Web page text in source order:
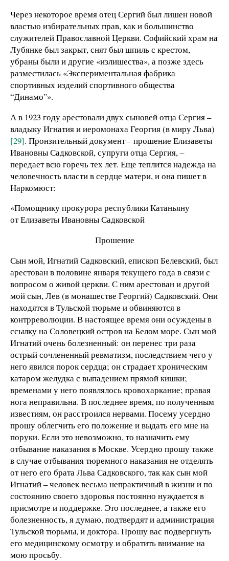
Через некоторое время отец Сергий был лишен новой
властью избирательных прав, как и большинство
служителей Православной Церкви. Софийский храм на
Лубянке был закрыт, снят был шпиль с крестом,
убраны были и другие «излишества», а позже здесь
разместилась «Экспериментальная фабрика
спортивных изделий спортивного общества
“Динамо”».
А в 1923 году арестовали двух сыновей отца Сергия –
владыку Игнатия и иеромонаха Георгия (в миру Льва)
[29]. Пронзительный документ – прошение Елизаветы
Ивановны Садковской, супруги отца Сергия, –
передает всю горечь тех лет. Еще теплится надежда на
человечность власти в сердце матери, и она пишет в
Наркомюст:
«Помощнику прокурора республики Катаньяну
от Елизаветы Ивановны Садковской
Прошение
Сын мой, Игнатий Садковский, епископ Белевский, был
арестован в половине января текущего года в связи с
вопросом о живой церкви. С ним арестован и другой
мой сын, Лев (в монашестве Георгий) Садковский. Они
находятся в Тульской тюрьме и обвиняются в
контрреволюции. В настоящее время они осуждены в
ссылку на Соловецкий остров на Белом море. Сын мой
Игнатий очень болезненный: он перенес три раза
острый сочлененный ревматизм, последствием чего у
него явился порок сердца; он страдает хроническим
катаром желудка с выпадением прямой кишки;
временами у него появлялось кровохаркание; правая
нога неправильна. В последнее время, по полученным
известиям, он расстроился нервами. Посему усердно
прошу облегчить его положение и выдать его мне на
поруки. Если это невозможно, то назначить ему
отбывание наказания в Москве. Усердно прошу также
в случае отбывания тюремного наказания не отделять
от него его брата Льва Садковского, так как сын мой
Игнатий – человек весьма непрактичный в жизни и по
состоянию своего здоровья постоянно нуждается в
присмотре и поддержке. Это последнее, а также его
болезненность, я думаю, подтвердят и администрация
Тульской тюрьмы, и доктора. Прошу вас подвергнуть
его медицинскому осмотру и обратить внимание на
мою просьбу.